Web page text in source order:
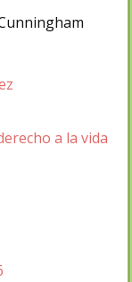
a la vida